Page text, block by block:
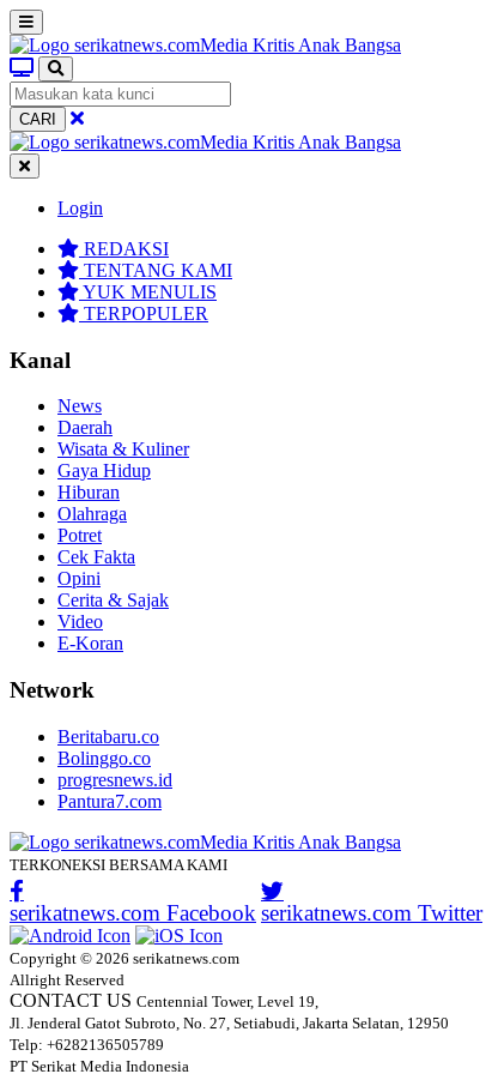
CARI
Login
REDAKSI
TENTANG KAMI
YUK MENULIS
TERPOPULER
Kanal
News
Daerah
Wisata & Kuliner
Gaya Hidup
Hiburan
Olahraga
Potret
Cek Fakta
Opini
Cerita & Sajak
Video
E-Koran
Network
Beritabaru.co
Bolinggo.co
progresnews.id
Pantura7.com
TERKONEKSI BERSAMA KAMI
serikatnews.com Facebook serikatnews.com Twitter
Copyright © 2026 serikatnews.com
Allright Reserved
CONTACT US Centennial Tower, Level 19,
Jl. Jenderal Gatot Subroto, No. 27, Setiabudi, Jakarta Selatan, 12950
Telp: +6282136505789
PT Serikat Media Indonesia